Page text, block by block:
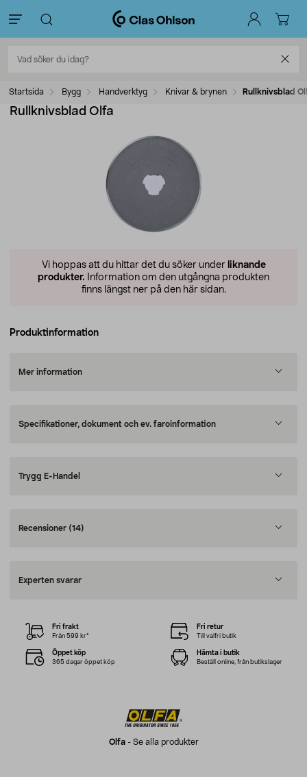
Startsida Bygg Handverktyg Knivar & brynen Rullknivsblad
Rullknivsblad Olfa
Vi hoppas att du hittar det du söker under liknande
produkter. Information om den utgångna produkten
finns längst ner på den här sidan.
Produktinformation
Mer information
Specifikationer, dokument och ev. faroinformation
Trygg E-Handel
Recensioner (14)
Experten svarar
Olfa- Se alla produkter
Fri frakt
Från 599 kr*
Fri retur
Till valfri butik
Öppet köp
365 dagar öppet köp
Hämta i butik
Beställ online, från butikslager